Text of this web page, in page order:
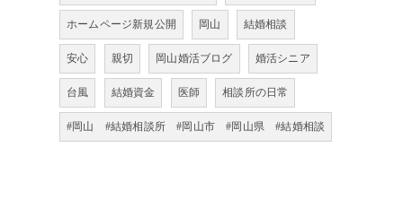
ホームページ新規公開 岡山 結婚相談
安心 親切 岡山婚活ブログ 婚活シニア
台風 結婚資金 医師 相談所の日常
#岡山 #結婚相談所 #岡山市 #岡山県 #結婚相談